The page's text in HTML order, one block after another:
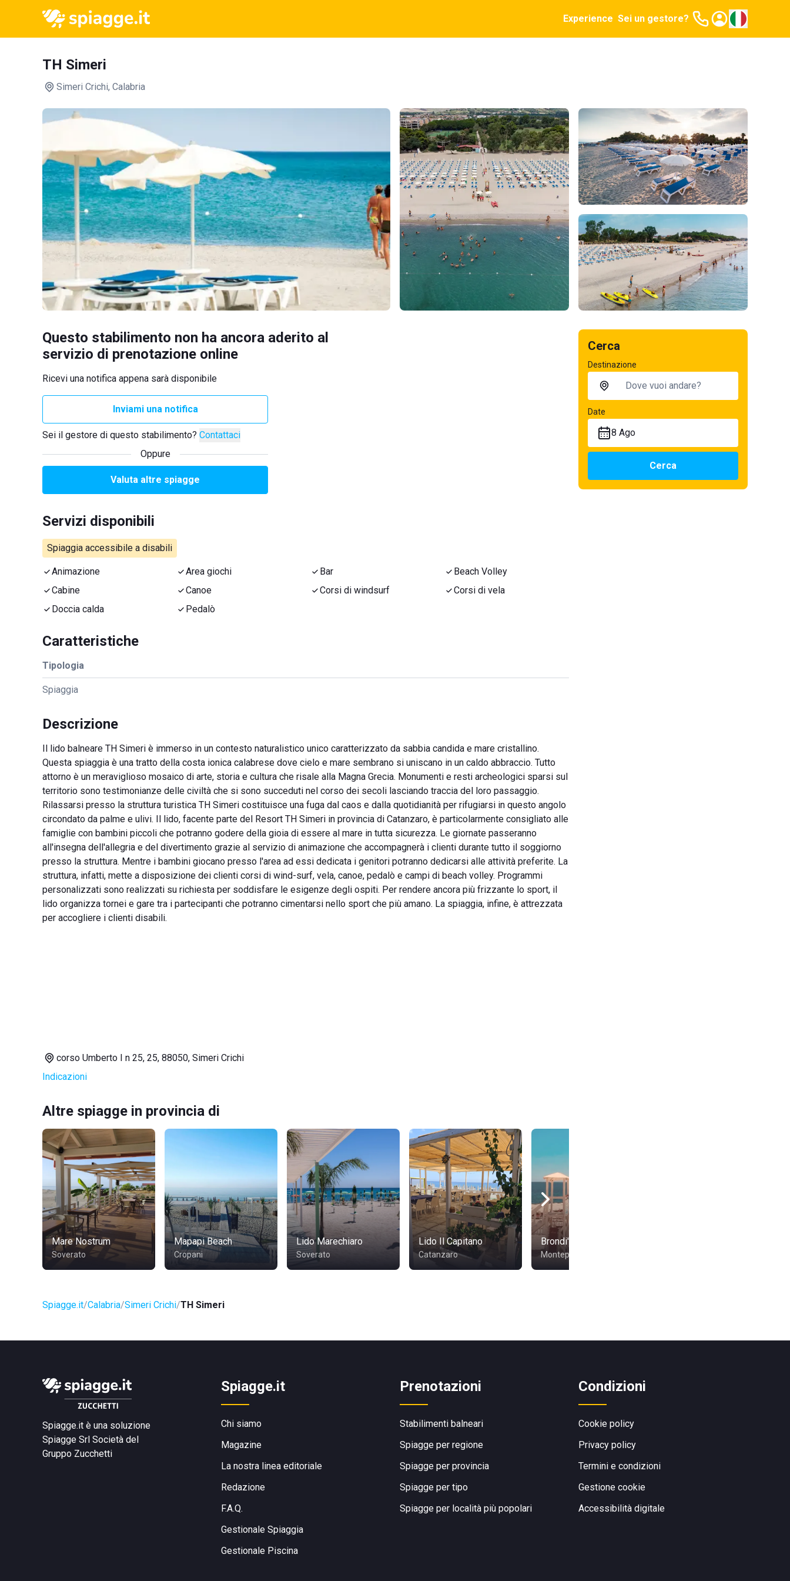
Experience Sei un gestore?
TH Simeri
Simeri Crichi, Calabria
Questo stabilimento non ha ancora aderito al
servizio di prenotazione online
Ricevi una notifica appena sarà disponibile
Inviami una notifica
Sei il gestore di questo stabilimento? Contattaci
Oppure
Valuta altre spiagge
Servizi disponibili
Spiaggia accessibile a disabili
Animazione Area giochi Bar
Beach Volley
Cabine
Canoe Corsi di windsurf
Corsi di vela
Doccia calda
Pedalò
Caratteristiche
Tipologia
Spiaggia
Descrizione
Il lido balneare TH Simeri è immerso in un contesto naturalistico unico caratterizzato da sabbia candida e mare cristallino.
Questa spiaggia è una tratto della costa ionica calabrese dove cielo e mare sembrano si uniscano in un caldo abbraccio. Tutto
attorno è un meraviglioso mosaico di arte, storia e cultura che risale alla Magna Grecia. Monumenti e resti archeologici sparsi sul
territorio sono testimonianze delle civiltà che si sono succeduti nel corso dei secoli lasciando traccia del loro passaggio.
Rilassarsi presso la struttura turistica TH Simeri costituisce una fuga dal caos e dalla quotidianità per rifugiarsi in questo angolo
circondato da palme e ulivi. Il lido, facente parte del Resort TH Simeri in provincia di Catanzaro, è particolarmente consigliato alle
famiglie con bambini piccoli che potranno godere della gioia di essere al mare in tutta sicurezza. Le giornate passeranno
all'insegna dell'allegria e del divertimento grazie al servizio di animazione che accompagnerà i clienti durante tutto il soggiorno
presso la struttura. Mentre i bambini giocano presso l'area ad essi dedicata i genitori potranno dedicarsi alle attività preferite. La
struttura, infatti, mette a disposizione dei clienti corsi di wind-surf, vela, canoe, pedalò e campi di beach volley. Programmi
personalizzati sono realizzati su richiesta per soddisfare le esigenze degli ospiti. Per rendere ancora più frizzante lo sport, il
lido organizza tornei e gare tra i partecipanti che potranno cimentarsi nello sport che più amano. La spiaggia, infine, è attrezzata
per accogliere i clienti disabili.
corso Umberto I n 25, 25, 88050, Simeri Crichi
Indicazioni
Altre spiagge in provincia di
Mare Nostrum
Soverato
Mapapi Beach
Cropani
Lido Marechiaro
Soverato
Lido Il Capitano
Catanzaro
Brondi's Beach
Montepaone
Spiagge.it Calabria Simeri Crichi TH Simeri
Cerca
Destinazione
Date
8 Ago
Cerca
Spiagge.it è una soluzione
Spiagge Srl Società del
Gruppo Zucchetti
Spiagge.it
Chi siamo
Magazine
La nostra linea editoriale
Redazione
F.A.Q.
Gestionale Spiaggia
Gestionale Piscina
Prenotazioni
Stabilimenti balneari
Spiagge per regione
Spiagge per provincia
Spiagge per tipo
Spiagge per località più popolari
Condizioni
Cookie policy
Privacy policy
Termini e condizioni
Gestione cookie
Accessibilità digitale